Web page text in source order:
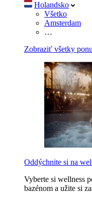
Holandsko
Všetko
Amsterdam
…
Zobraziť všetky
Oddýchnite si na
Vyberte si wellness
bazénom a užite si